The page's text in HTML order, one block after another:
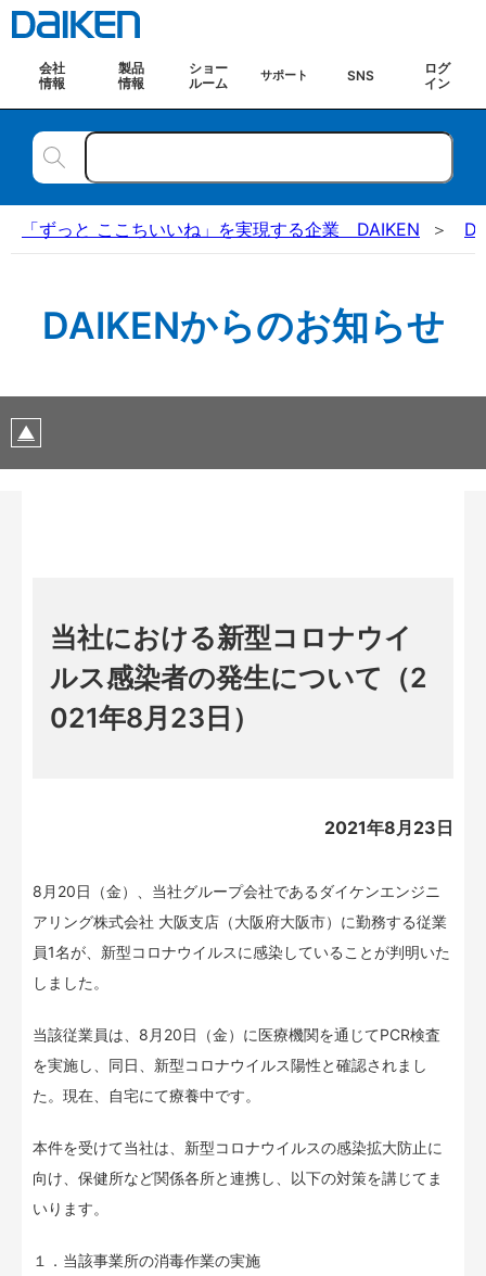
会社
情報
製品
情報
ショー
ルーム
サポート SNS
ログ
イン
「ずっと ここちいいね」を実現する企業 DAIKEN
DAIKENからのお知らせ
当社における新型コロナウイ
ルス感染者の発生について（2
021年8月23日）
2021年8月23日
8月20日（金）、当社グループ会社であるダイケンエンジニ
アリング株式会社 大阪支店（大阪府大阪市）に勤務する従業
員1名が、新型コロナウイルスに感染していることが判明いた
しました。
当該従業員は、8月20日（金）に医療機関を通じてPCR検査
を実施し、同日、新型コロナウイルス陽性と確認されまし
た。現在、自宅にて療養中です。
本件を受けて当社は、新型コロナウイルスの感染拡大防止に
向け、保健所など関係各所と連携し、以下の対策を講じてま
いります。
１．当該事業所の消毒作業の実施